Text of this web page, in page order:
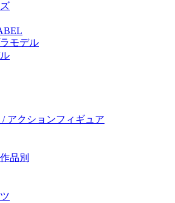
モデル
アクションフィギュア
品別